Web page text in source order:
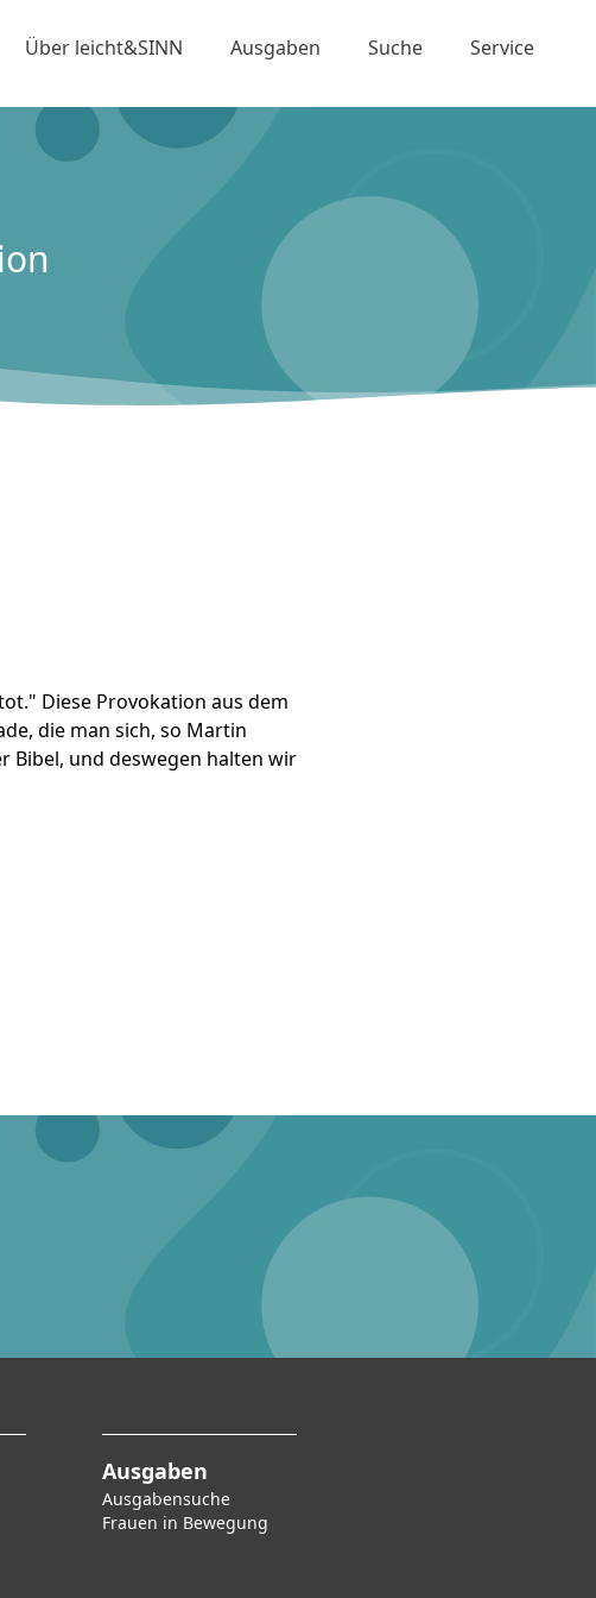
Über leicht&SINN Ausgaben Suche Service
Diese Provokation aus dem
die man sich, so Martin
Bibel, und deswegen halten wir
Ausgaben
Ausgabensuche
Frauen in Bewegung